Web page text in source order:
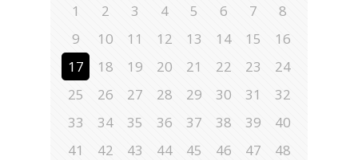
1 2 3 4 5 6 7
8
9
10 11 12 13 14 15
16
17
18 19 20 21 22 23
24
25
26 27 28 29 30 31
32
33
34 35 36 37 38 39
40
41
42 43 44 45 46 47
48